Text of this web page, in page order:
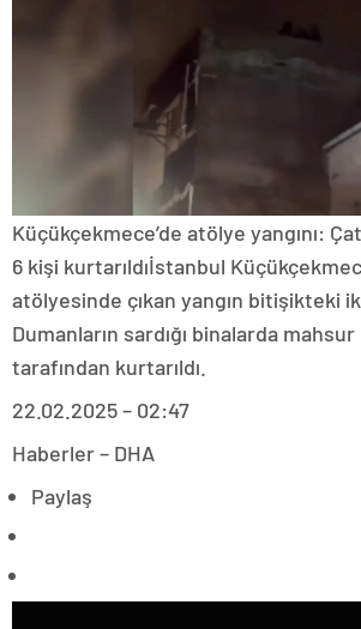
Küçükçekmece’de atölye yangını:
6 kişi kurtarıldıİstanbul
atölyesinde çıkan yangın bitişikteki iki
Dumanların sardığı binalarda
tarafından kurtarıldı.
22.02.2025 – 02:47
Haberler – DHA
Paylaş